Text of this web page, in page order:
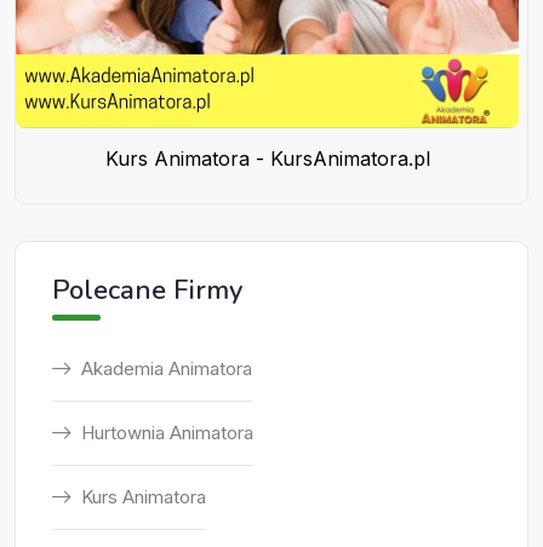
Kurs Animatora - KursAnimatora.pl
Polecane Firmy
Akademia Animatora
Hurtownia Animatora
Kurs Animatora